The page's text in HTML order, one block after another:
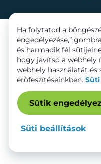
Ha folytatod a
engedélyezése,”
és harmadik fél
hogy javítsd a webhely
webhely használatát
erőfeszítéseinkben.
Sütik
Süti beállítások